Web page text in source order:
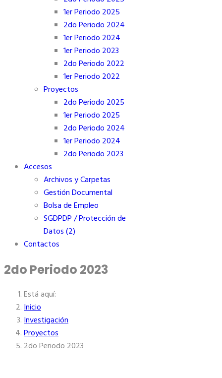
1er Periodo 2025
2do Periodo 2024
1er Periodo 2024
1er Periodo 2023
2do Periodo 2022
1er Periodo 2022
Proyectos
2do Periodo 2025
1er Periodo 2025
2do Periodo 2024
1er Periodo 2024
2do Periodo 2023
Accesos
Archivos y Carpetas
Gestión Documental
Bolsa de Empleo
SGDPDP / Protección de
Datos (2)
Contactos
2do Periodo 2023
Está aquí:
Inicio
Investigación
Proyectos
2do Periodo 2023